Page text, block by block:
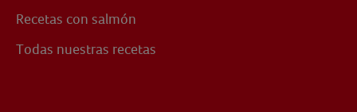
Recetas con salmón
Todas nuestras recetas